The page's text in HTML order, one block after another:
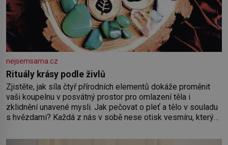
nejsemsama.cz
Rituály krásy podle živlů
Zjistěte, jak síla čtyř přírodních elementů dokáže proměnit
vaši koupelnu v posvátný prostor pro omlazení těla i
zklidnění unavené mysli. Jak pečovat o pleť a tělo v souladu
s hvězdami? Každá z nás v sobě nese otisk vesmíru, který
pokožky. Ohnivá znamení Ženy narozené ve znamení Berana,